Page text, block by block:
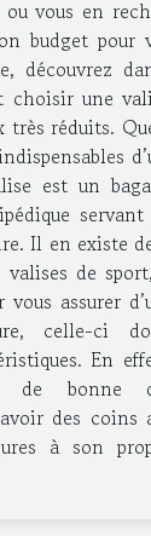
vous en
budget pour
découvrez
choisir une
très réduits.
est un
Il en existe
valises de
assurer
celle-ci
En
de bonne
des coins
à son